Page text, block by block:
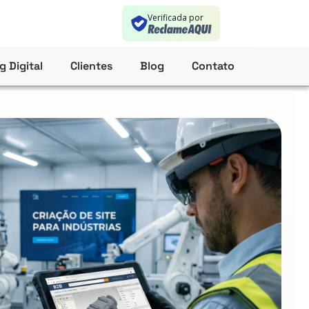
Verificada por
Digital Clientes Blog Contato